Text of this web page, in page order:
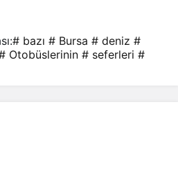
# bazı # Bursa # deniz #
Otobüslerinin # seferleri #